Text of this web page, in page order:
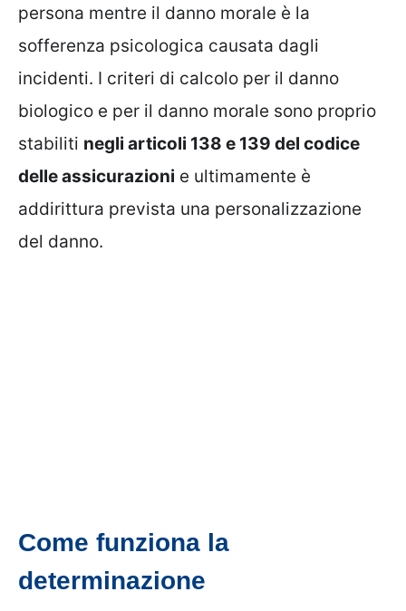
persona mentre il danno morale è la
sofferenza psicologica causata dagli
incidenti. I criteri di calcolo per il danno
biologico e per il danno morale sono proprio
stabiliti negli articoli 138 e 139 del codice
delle assicurazioni e ultimamente è
addirittura prevista una personalizzazione
del danno.
Come funziona la
determinazione